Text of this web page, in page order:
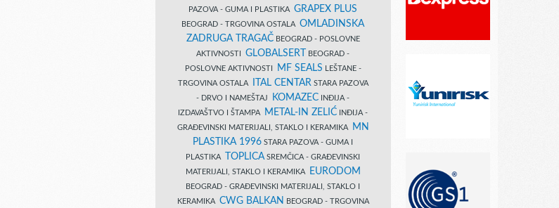
PAZOVA - GUMA I PLASTIKA GRAPEX PLUS
BEOGRAD - TRGOVINA OSTALA OMLADINSKA
ZADRUGA TRAGAČBEOGRAD - POSLOVNE
AKTIVNOSTI GLOBALSERT
BEOGRAD -
POSLOVNE AKTIVNOSTI
MF SEALS LEŠTANE -
TRGOVINA OSTALA
ITAL CENTAR STARA PAZOVA
- DRVO I NAMEŠTAJ
KOMAZEC INĐIJA -
IZDAVAŠTVO I ŠTAMPA
METAL-IN ZELIĆ INĐIJA -
GRAĐEVINSKI MATERIJALI, STAKLO I KERAMIKA
MN
PLASTIKA 1996 STARA PAZOVA - GUMA I
PLASTIKA
TOPLICA SREMČICA - GRAĐEVINSKI
MATERIJALI, STAKLO I KERAMIKA
EURODOM
BEOGRAD - GRAĐEVINSKI MATERIJALI, STAKLO I
KERAMIKA CWG BALKAN
BEOGRAD - TRGOVINA